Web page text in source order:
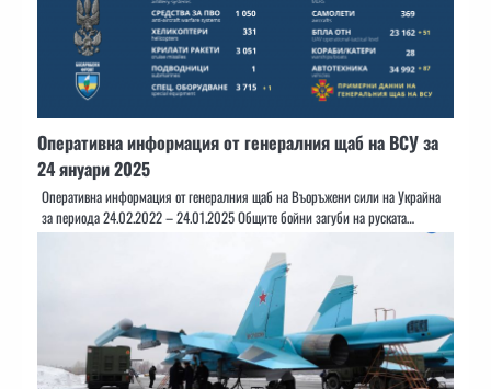
Оперативна информация от генералния щаб на ВСУ за
24 януари 2025
Оперативна информация от генералния щаб на Въоръжени сили на Украйна
за периода 24.02.2022 – 24.01.2025 Общите бойни загуби на руската…